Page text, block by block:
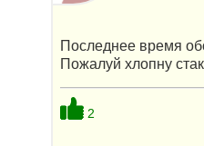
Последнее время
Пожалуй хлопну
2